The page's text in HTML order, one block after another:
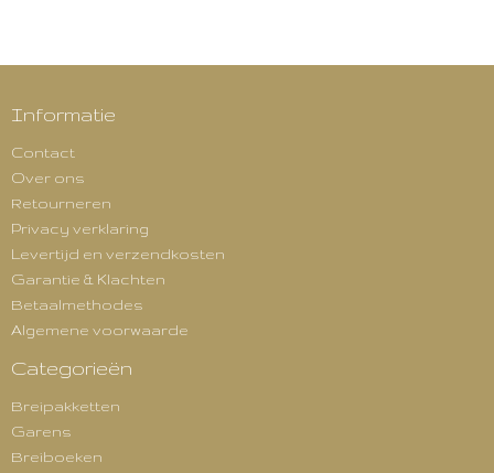
Informatie
Contact
Over ons
Retourneren
Privacy verklaring
Levertijd en verzendkosten
Garantie & Klachten
Betaalmethodes
Algemene voorwaarde
Categorieën
Breipakketten
Garens
Breiboeken